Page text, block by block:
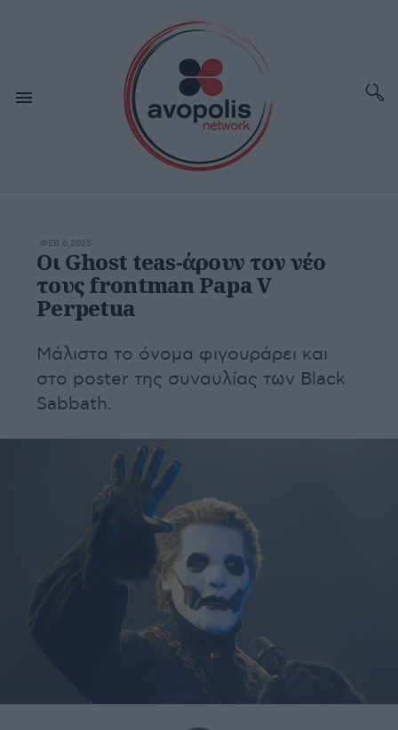
ΦΕΒ 6,2025
Οι Ghost teas-άρουν τον νέο
τους frontman Papa V
Perpetua
Μάλιστα το όνομα φιγουράρει και
στο poster της συναυλίας των Black
Sabbath.